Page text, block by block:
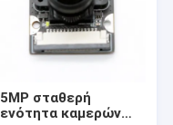
5MP σταθερή
ενότητα καμερών